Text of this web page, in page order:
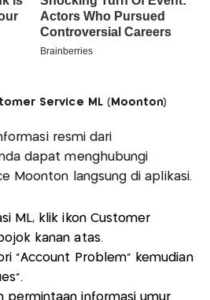
Service ML (Moonton)
resmi dari
dapat menghubungi
Moonton langsung di aplikasi.
ML, klik ikon Customer
kanan atas.
“Account Problem” kemudian
permintaan informasi umur